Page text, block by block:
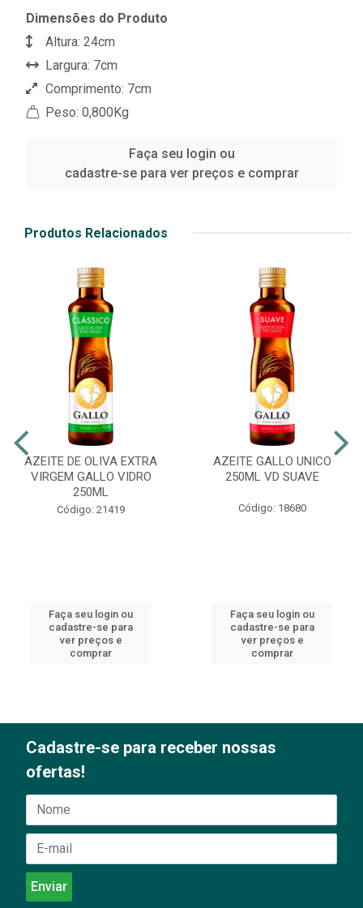
Dimensões do Produto
Altura: 24cm
Largura: 7cm
Comprimento: 7cm
Peso: 0,800Kg
Faça seu login ou
cadastre-se para ver preços e comprar
Produtos Relacionados
AZEITE DE OLIVA EXTRA
VIRGEM GALLO VIDRO
250ML
Código: 21419
Faça seu login ou
cadastre-se para
ver preços e
comprar
AZEITE GALLO UNICO
250ML VD SUAVE
Código: 18680
Faça seu login ou
cadastre-se para
ver preços e
comprar
Cadastre-se para receber nossas
ofertas!